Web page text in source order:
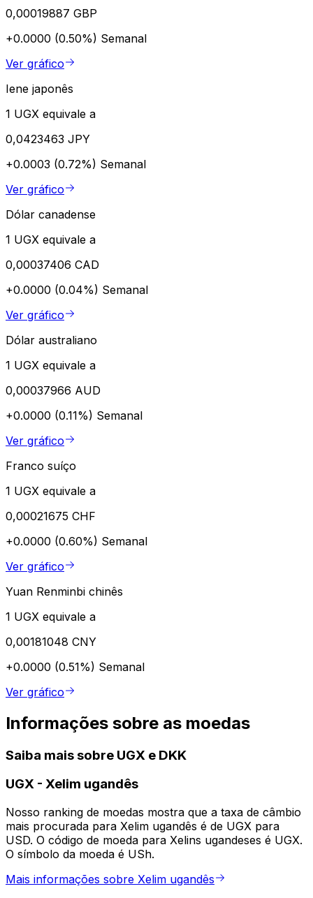
0,00019887 GBP
+0.0000 (0.50%) Semanal
Ver gráfico
Iene japonês
1 UGX equivale a
0,0423463 JPY
+0.0003 (0.72%) Semanal
Ver gráfico
Dólar canadense
1 UGX equivale a
0,00037406 CAD
+0.0000 (0.04%) Semanal
Ver gráfico
Dólar australiano
1 UGX equivale a
0,00037966 AUD
+0.0000 (0.11%) Semanal
Ver gráfico
Franco suíço
1 UGX equivale a
0,00021675 CHF
+0.0000 (0.60%) Semanal
Ver gráfico
Yuan Renminbi chinês
1 UGX equivale a
0,00181048 CNY
+0.0000 (0.51%) Semanal
Ver gráfico
Informações sobre as moedas
Saiba mais sobre UGX e DKK
UGX - Xelim ugandês
Nosso ranking de moedas mostra que a taxa de câmbio
mais procurada para Xelim ugandês é de UGX para
USD. O código de moeda para Xelins ugandeses é UGX.
O símbolo da moeda é USh.
Mais informações sobre Xelim ugandês